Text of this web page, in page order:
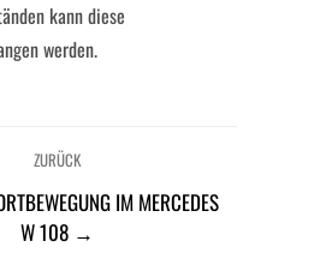
kann diese
werden.
ZURÜCK
IM MERCEDES
W 108 →